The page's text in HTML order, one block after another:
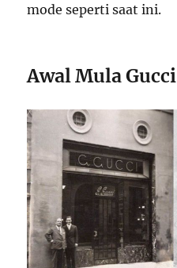
mode seperti saat ini.
Awal Mula Gucci